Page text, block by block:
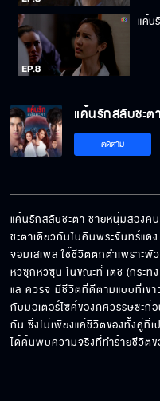
แค้น
แค้นรักสลับชะตา
ติดตาม
แค้นรักสลับชะตา ชายหนุ่มสอง
ชะตาเดียวกันในคืนพระจันทร์แด
จอมเสเพล ใช้ชีวิตตกต่ำเพราะ
หัวซุกหัวซุน ในขณะที่ เตช (กระ
และควรจะมีชีวิตที่ดีตามแบบที่เขา
กับมอเตอร์ไซค์ของภศวรรษซะก่
กัน ซึ่งไม่เพียงแค่ชีวิตของทั้งคู่ที่
ได้ค้นพบความจริงที่ทำร้ายชีวิต